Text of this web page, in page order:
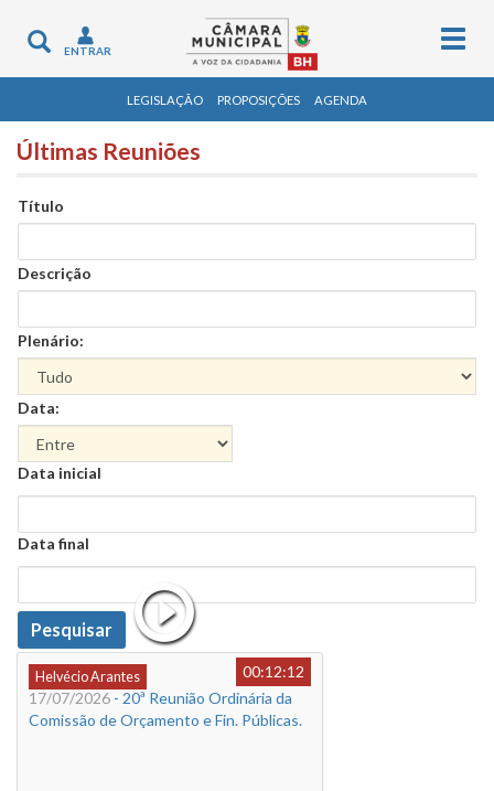
Toggle
navigation
ENTRAR
LEGISLAÇÃO PROPOSIÇÕES AGENDA
Últimas Reuniões
Título
Descrição
Plenário:
Data:
Data
Data inicial
Data
Data final
Data
Pesquisar
Helvécio Arantes
00:12:12
17/07/2026 - 20ª Reunião Ordinária da
Comissão de Orçamento e Fin. Públicas.